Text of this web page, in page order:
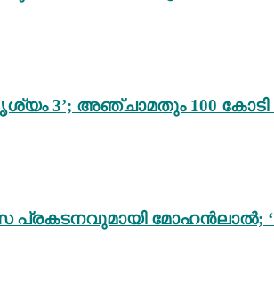
‘ദൃശ്യം 3’; അഞ്ചാമതും 100
മോഹൻലാൽ;